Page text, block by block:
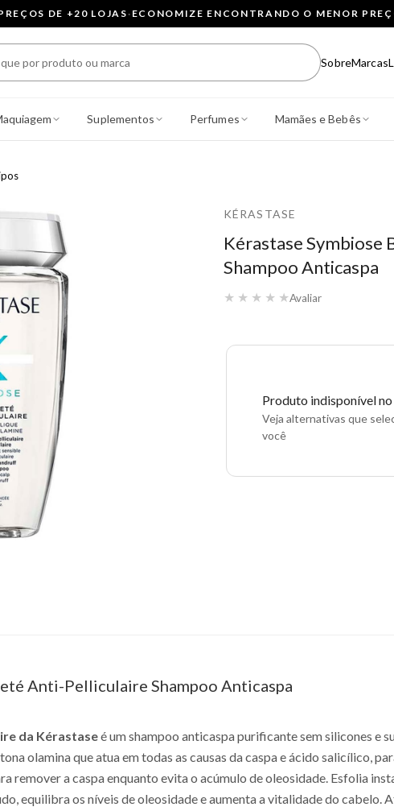
DE +20 LOJAS· ECONOMIZE ENCONTRANDO O MENOR
SobreMarcas
Suplementos Perfumes Mamães e Bebês
KÉRASTASE
Kérastase Symbiose
Shampoo Anticaspa
★ ★ ★ ★ ★Avaliar
Produto indisponível
Veja alternativas que
você
Anti-Pelliculaire Shampoo Anticaspa
da Kérastaseé um shampoo anticaspa purificante sem silicones e
olamina que atua em todas as causas da caspa e ácido salicílico,
remover a caspa enquanto evita o acúmulo de oleosidade. Esfolia
equilibra os níveis de oleosidade e aumenta a vitalidade do cabelo.